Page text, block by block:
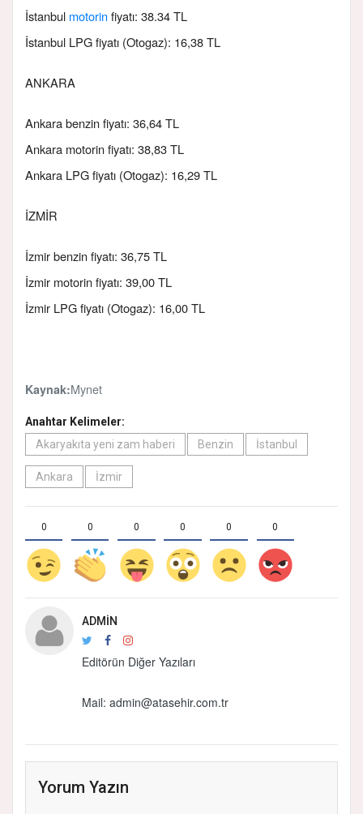
İstanbul motorinfiyatı: 38.34 TL
İstanbul LPG fiyatı (Otogaz): 16,38 TL
ANKARA
Ankara benzin fiyatı: 36,64 TL
Ankara motorin fiyatı: 38,83 TL
Ankara LPG fiyatı (Otogaz): 16,29 TL
İZMİR
İzmir benzin fiyatı: 36,75 TL
İzmir motorin fiyatı: 39,00 TL
İzmir LPG fiyatı (Otogaz): 16,00 TL
Kaynak:Mynet
Anahtar Kelimeler:
Akaryakıta yeni zam haberi
Benzin İstanbul
Ankara İzmir
0 0 0 0 0 0
ADMIN
Editörün Diğer Yazıları
Mail: admin@atasehir.com.tr
Yorum Yazın